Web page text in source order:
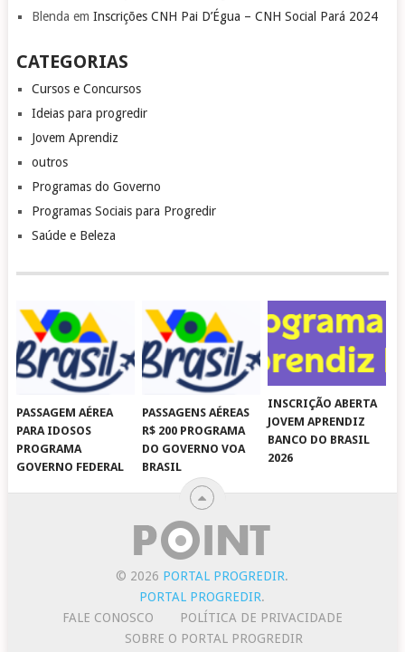
Blenda em Inscrições CNH Pai D’Égua – CNH Social Pará 2024
CATEGORIAS
Cursos e Concursos
Ideias para progredir
Jovem Aprendiz
outros
Programas do Governo
Programas Sociais para Progredir
Saúde e Beleza
PASSAGEM AÉREA
PARA IDOSOS
PROGRAMA
GOVERNO FEDERAL
PASSAGENS AÉREAS
R$ 200 PROGRAMA
DO GOVERNO VOA
BRASIL
INSCRIÇÃO ABERTA
JOVEM APRENDIZ
BANCO DO BRASIL
2026
© 2026 PORTAL PROGREDIR.
PORTAL PROGREDIR.
FALE CONOSCO
POLÍTICA DE PRIVACIDADE
SOBRE O PORTAL PROGREDIR